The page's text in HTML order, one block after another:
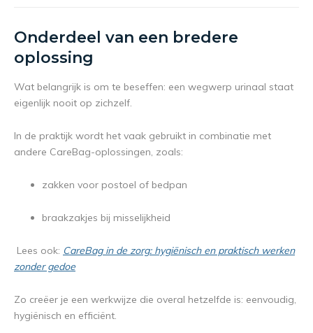
Onderdeel van een bredere
oplossing
Wat belangrijk is om te beseffen: een wegwerp urinaal staat
eigenlijk nooit op zichzelf.
In de praktijk wordt het vaak gebruikt in combinatie met
andere CareBag-oplossingen, zoals:
zakken voor postoel of bedpan
braakzakjes bij misselijkheid
Lees ook: CareBag in de zorg: hygiënisch en praktisch werken
zonder gedoe
Zo creëer je een werkwijze die overal hetzelfde is: eenvoudig,
hygiënisch en efficiënt.